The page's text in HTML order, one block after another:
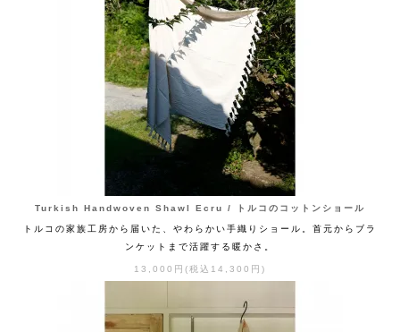
Turkish Handwoven Shawl Ecru / トルコのコットンショール
トルコの家族工房から届いた、やわらかい手織りショール。首元からブラ
ンケットまで活躍する暖かさ。
13,000円(税込14,300円)